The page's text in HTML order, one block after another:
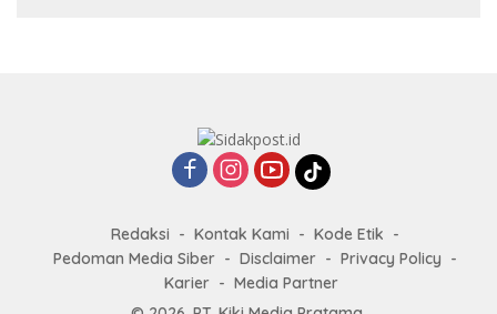
Redaksi Kontak Kami
Kode Etik
Pedoman Media Siber
Disclaimer
Privacy Policy
Karier
Media Partner